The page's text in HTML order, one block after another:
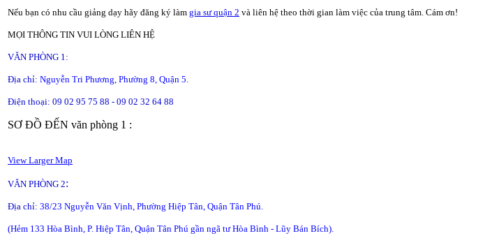
Nếu bạn có nhu cầu giảng dạy hãy đăng ký làm gia sư quận 2 và liên hệ theo thời gian làm việc của trung tâm. Cám ơn!
MỌI THÔNG TIN VUI LÒNG LIÊN HỆ
VĂN PHÒNG 1:
Địa chỉ: Nguyễn Tri Phương, Phường 8, Quận 5.
Điện thoại: 09 02 95 75 88 - 09 02 32 64 88
SƠ ĐỒ ĐẾN văn phòng 1 :
View Larger Map
VĂN PHÒNG 2:
Địa chỉ: 38/23 Nguyễn Văn Vịnh, Phường Hiệp Tân, Quận Tân Phú.
(Hẻm 133 Hòa Bình, P. Hiệp Tân, Quận Tân Phú gần ngã tư Hòa Bình - Lũy Bán Bích).